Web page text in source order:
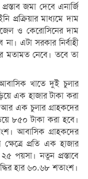
জমা দেবে এনার্জি
মাধ্যমে দাম
ও কেরোসিনের দাম
এটা সরকার নির্বাহী
মতামত নেবে। তবে তা
আবাসিক খাতে দুই চুলার
এক হাজার টাকা করা
আর এক চুলার গ্রাহকদের
৮৫০ টাকা করা হবে।
আবাসিক গ্রাহকদের
প্রতি এক হাজার
পয়সা। নতুন প্রস্তাবে
হার ৬০.৬৮ শতাংশ।